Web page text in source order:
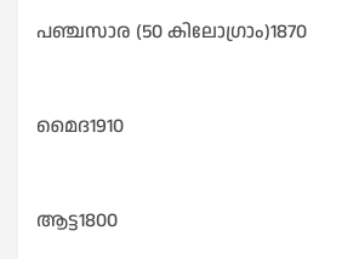
പഞ്ചസാര (50 കിലോഗ്രാം)1870
മൈദ1910
ആട്ട1800